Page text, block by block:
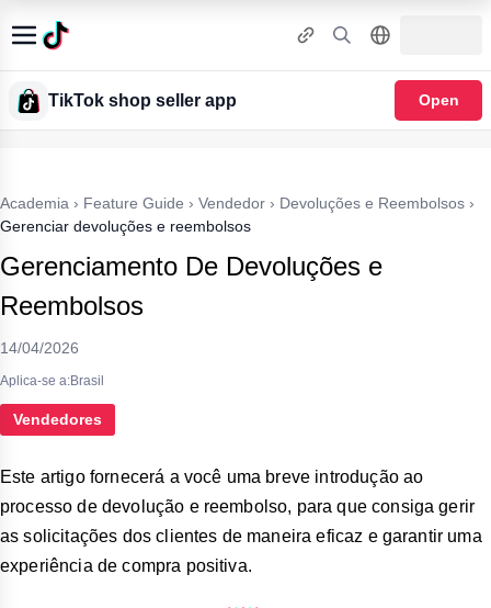
TikTok shop seller app Open
Academia › Feature Guide › Vendedor › Devoluções e Reembolsos ›
Gerenciar devoluções e reembolsos
Gerenciamento De Devoluções e
Reembolsos
14/04/2026
Aplica-se a:Brasil
Vendedores
Este artigo fornecerá a você uma breve introdução ao
processo de devolução e reembolso, para que consiga gerir
as solicitações dos clientes de maneira eficaz e garantir uma
experiência de compra positiva.